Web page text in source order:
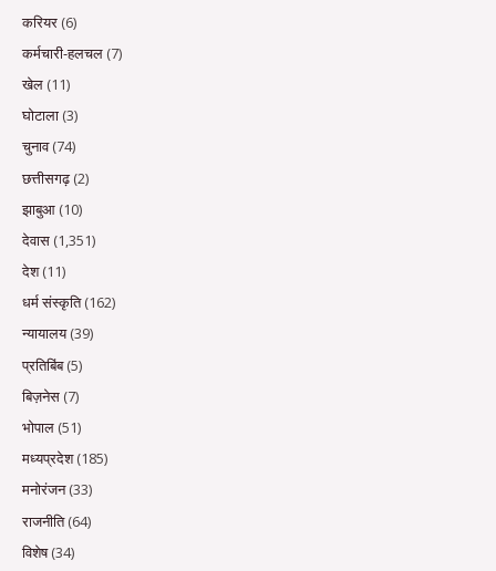
करियर (6)
कर्मचारी-हलचल (7)
खेल (11)
घोटाला (3)
चुनाव(74)
छत्तीसगढ़(2)
झाबुआ (10)
देवास (1,351)
देश(11)
धर्म संस्कृति(162)
न्यायालय(39)
प्रतिबिंब(5)
बिज़नेस (7)
भोपाल (51)
मध्यप्रदेश(185)
मनोरंजन(33)
राजनीति(64)
विशेष(34)